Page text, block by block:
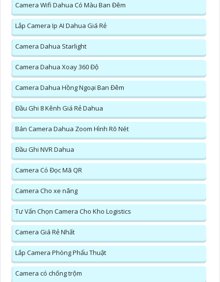
Camera Wifi Dahua Có Màu Ban Đêm
Lắp Camera Ip AI Dahua Giá Rẻ
Camera Dahua Starlight
Camera Dahua Xoay 360 Độ
Camera Dahua Hồng Ngoại Ban Đêm
Đầu Ghi 8 Kênh Giá Rẻ Dahua
Bán Camera Dahua Zoom Hình Rõ Nét
Đầu Ghi NVR Dahua
Camera Có Đọc Mã QR
Camera Cho xe nâng
Tư Vấn Chọn Camera Cho Kho Logistics
Camera Giá Rẻ Nhất
Lắp Camera Phòng Phẩu Thuật
Camera có chống trộm